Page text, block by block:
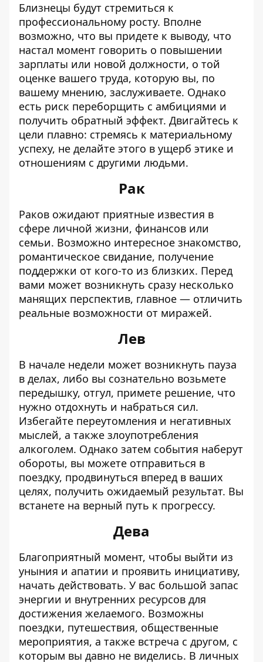
Близнецы будут стремиться к
профессиональному росту. Вполне
возможно, что вы придете к выводу, что
настал момент говорить о повышении
зарплаты или новой должности, о той
оценке вашего труда, которую вы, по
вашему мнению, заслуживаете. Однако
есть риск переборщить с амбициями и
получить обратный эффект. Двигайтесь к
цели плавно: стремясь к материальному
успеху, не делайте этого в ущерб этике и
отношениям с другими людьми.
Рак
Раков ожидают приятные известия в
сфере личной жизни, финансов или
семьи. Возможно интересное знакомство,
романтическое свидание, получение
поддержки от кого-то из близких. Перед
вами может возникнуть сразу несколько
манящих перспектив, главное — отличить
реальные возможности от миражей.
Лев
В начале недели может возникнуть пауза
в делах, либо вы сознательно возьмете
передышку, отгул, примете решение, что
нужно отдохнуть и набраться сил.
Избегайте переутомления и негативных
мыслей, а также злоупотребления
алкоголем. Однако затем события наберут
обороты, вы можете отправиться в
поездку, продвинуться вперед в ваших
целях, получить ожидаемый результат. Вы
встанете на верный путь к прогрессу.
Дева
Благоприятный момент, чтобы выйти из
уныния и апатии и проявить инициативу,
начать действовать. У вас большой запас
энергии и внутренних ресурсов для
достижения желаемого. Возможны
поездки, путешествия, общественные
мероприятия, а также встреча с другом, с
которым вы давно не виделись. В личных